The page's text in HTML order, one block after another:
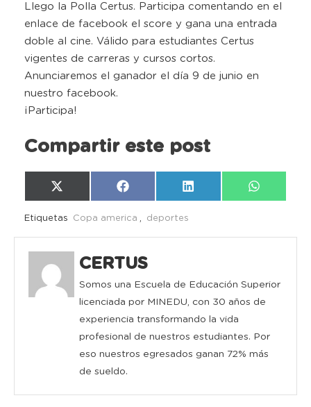
Llego la Polla Certus. Participa comentando en el
enlace de facebook el score y gana una entrada
doble al cine. Válido para estudiantes Certus
vigentes de carreras y cursos cortos.
Anunciaremos el ganador el día 9 de junio en
nuestro facebook.
¡Participa!
Compartir este post
Compartir
en
X
(Twitter)
Compartir
en
Facebook
Compartir
en
LinkedIn
Compartir
en
Etiquetas Copa america , deportes
CERTUS
Somos una Escuela de Educación Superior
licenciada por MINEDU, con 30 años de
experiencia transformando la vida
profesional de nuestros estudiantes. Por
eso nuestros egresados ganan 72% más
de sueldo.